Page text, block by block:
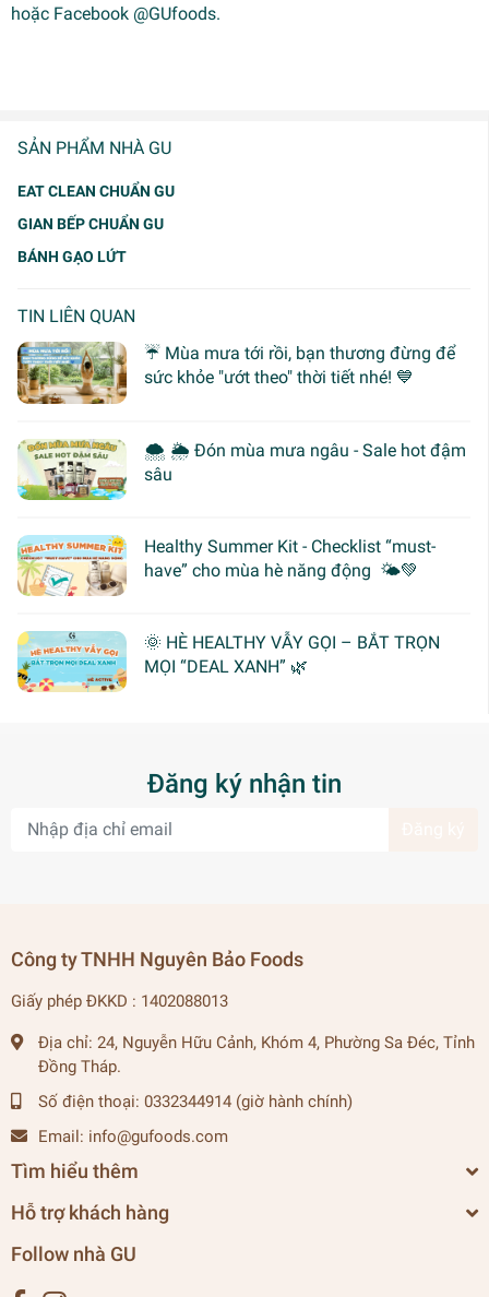
SẢN PHẨM NHÀ GU
EAT CLEAN CHUẨN GU
GIAN BẾP CHUẨN GU
BÁNH GẠO LỨT
TIN LIÊN QUAN
☔ Mùa mưa tới rồi, bạn thương đừng để
sức khỏe "ướt theo" thời tiết nhé! 💙
🌨 🌦 Đón mùa mưa ngâu - Sale hot đậm
sâu
Healthy Summer Kit - Checklist “must-
have” cho mùa hè năng động 🌤️💚
🌞 HÈ HEALTHY VẪY GỌI – BẮT TRỌN
MỌI “DEAL XANH” 🌿
hoặc Facebook @GUfoods.
Đăng ký nhận tin
Công ty TNHH Nguyên Bảo Foods
Giấy phép ĐKKD : 1402088013
Địa chỉ: 24, Nguyễn Hữu Cảnh, Khóm 4, Phường Sa Đéc, Tỉnh
Đồng Tháp.
Số điện thoại: 0332344914 (giờ hành chính)
Email: info@gufoods.com
Tìm hiểu thêm
Hỗ trợ khách hàng
Follow nhà GU